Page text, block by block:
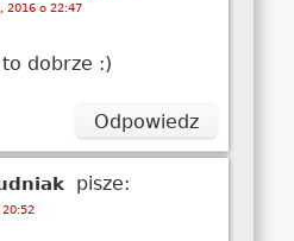
2016 o 22:47
dobrze :)
Odpowiedz
pisze: